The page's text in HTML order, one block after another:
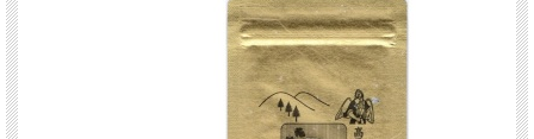
こだわり ② 午前中に手摘みされた桑の葉を使用。
こだわり ③ 午後より②を茶工場へ、『当日中に仕上げ』 夕方には桑茶にして
桑の葉摘みから製茶までを、日本茶製法と同じく 『 鮮度を重視し短時間で 』 一気